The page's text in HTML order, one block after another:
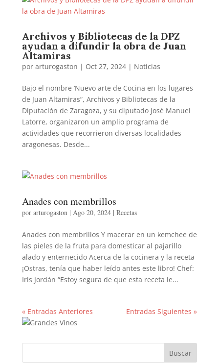
Archivos y Bibliotecas de la DPZ
ayudan a difundir la obra de Juan
Altamiras
por arturogaston | Oct 27, 2024| Noticias
Bajo el nombre ‘Nuevo arte de Cocina en los lugares
de Juan Altamiras”, Archivos y Bibliotecas de la
Diputación de Zaragoza, y su diputado José Manuel
Latorre, organizaron un amplio programa de
actividades que recorrieron diversas localidades
aragonesas. Desde...
Anades con membrillos
por arturogaston| Ago 20, 2024| Recetas
Anades con membrillos Y macerar en un kemchee de
las pieles de la fruta para domesticar al pajarillo
alado y enternecido Acerca de la cocinera y la receta
¡Ostras, tenía que haber leído antes este libro! Chef:
Iris Jordán “Estoy segura de que esta receta le...
« Entradas Anteriores Entradas Siguientes »
Buscar